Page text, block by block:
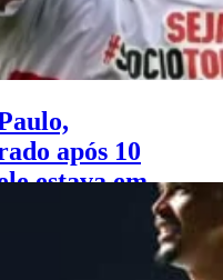
após 10
estava em